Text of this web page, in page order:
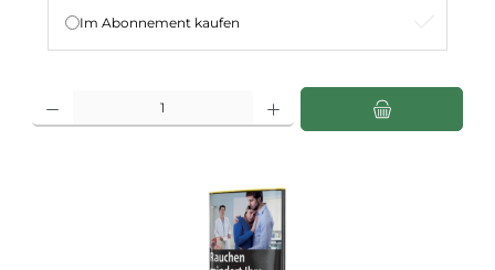
Im Abonnement kaufen
Produkt Anzahl: Gib den gewünschten Wert ein oder benutze die Schaltflächen